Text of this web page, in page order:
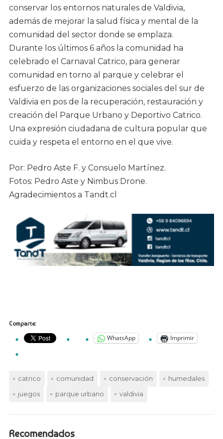
conservar los entornos naturales de Valdivia,
además de mejorar la salud física y mental de la
comunidad del sector donde se emplaza.
Durante los últimos 6 años la comunidad ha
celebrado el Carnaval Catrico, para generar
comunidad en torno al parque y celebrar el
esfuerzo de las organizaciones sociales del sur de
Valdivia en pos de la recuperación, restauración y
creación del Parque Urbano y Deportivo Catrico.
Una expresión ciudadana de cultura popular que
cuida y respeta el entorno en el que vive.
Por: Pedro Aste F. y Consuelo Martínez.
Fotos: Pedro Aste y Nimbus Drone.
Agradecimientos a Tandt.cl
Comparte:
WhatsApp Imprimir
catrico comunidad conservación
humedales
juegos
parque urbano valdivia
Recomendados